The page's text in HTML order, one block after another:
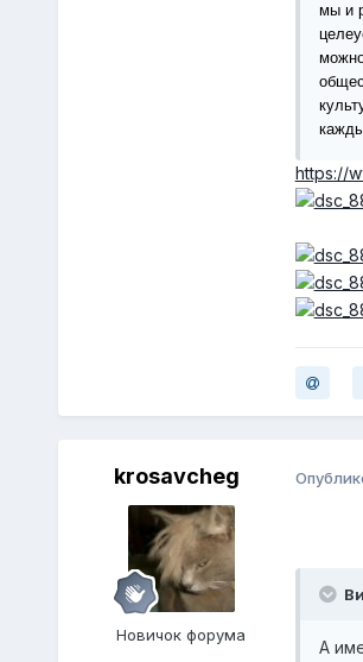
мы и
https://
krosavcheg
Новичок форума
А